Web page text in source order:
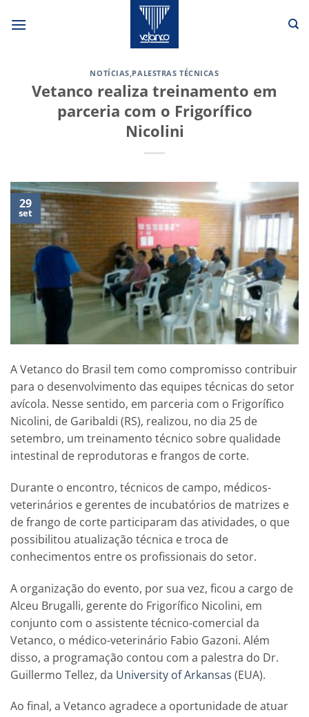
NOTÍCIAS,PALESTRAS TÉCNICAS
Vetanco realiza treinamento em
parceria com o Frigorífico
Nicolini
29
set
A Vetanco do Brasil tem como compromisso contribuir
para o desenvolvimento das equipes técnicas do setor
avícola. Nesse sentido, em parceria com o Frigorífico
Nicolini, de Garibaldi (RS), realizou, no dia 25 de
setembro, um treinamento técnico sobre qualidade
intestinal de reprodutoras e frangos de corte.
Durante o encontro, técnicos de campo, médicos-
veterinários e gerentes de incubatórios de matrizes e
de frango de corte participaram das atividades, o que
possibilitou atualização técnica e troca de
conhecimentos entre os profissionais do setor.
A organização do evento, por sua vez, ficou a cargo de
Alceu Brugalli, gerente do Frigorífico Nicolini, em
conjunto com o assistente técnico-comercial da
Vetanco, o médico-veterinário Fabio Gazoni. Além
disso, a programação contou com a palestra do Dr.
Guillermo Tellez, da University of Arkansas (EUA).
Ao final, a Vetanco agradece a oportunidade de atuar